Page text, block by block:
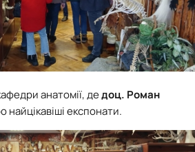
анатомії, дедоц. Роман
найцікавіші експонати.